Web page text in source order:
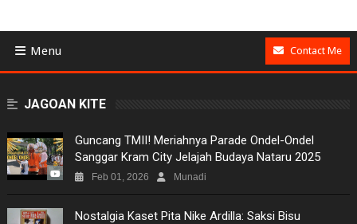
Menu
NEWS
Contact Me
JAGOAN KITE
Guncang TMII! Meriahnya Parade Ondel-Ondel
Sanggar Kram City Jelajah Budaya Nataru 2025
Feb 01, 2026 Munadi
Nostalgia Kaset Pita Nike Ardilla: Saksi Bisu